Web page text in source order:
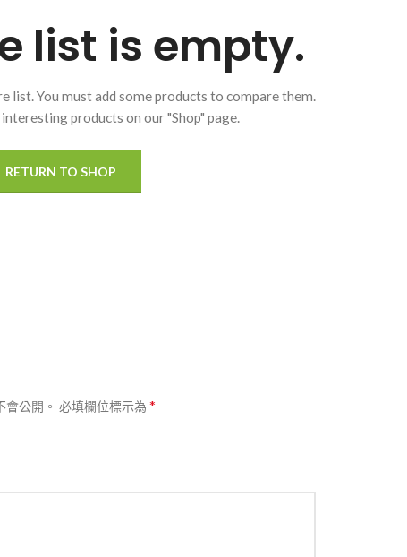
list is empty.
list. You must add some products to compare them.
products on our "Shop" page.
RETURN TO SHOP
公開。 必填欄位標示為 *